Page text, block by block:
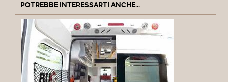
POTREBBE INTERESSARTI ANCHE...